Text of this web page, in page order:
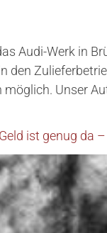
Audi-Werk in
den
möglich. Unser
ist genug da